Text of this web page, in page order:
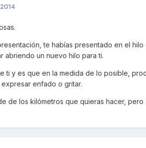
te habías presentado en el
abriendo un nuevo hilo para ti.
ti y es que en la medida de lo posible,
enfado o gritar.
de los kilómetros que quieras hacer,